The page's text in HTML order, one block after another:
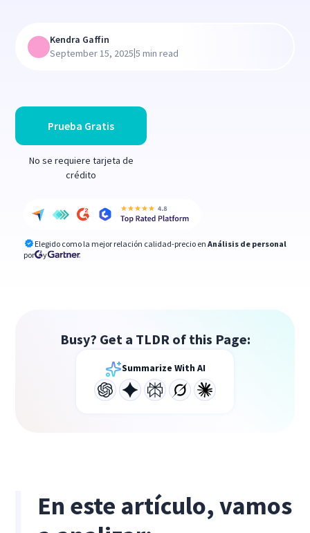
Prueba Gratis
No se requiere tarjeta de
crédito
Elegido como la mejor relación calidad-precio en Análisis de personal
por
y
Kendra Gaffin
September 15, 2025|5 min read
Busy? Get a TLDR of this Page:
Summarize With AI
En este artículo, vamos